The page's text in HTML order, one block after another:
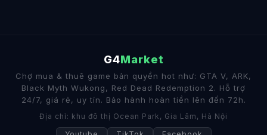
G4Market
Chợ mua & thuê game bản quyền hot như: GTA V, ARK,
Black Myth Wukong, Red Dead Redemption 2. Hỗ trợ
24/7, giá rẻ, uy tín. Bảo hành hoàn tiền lên đến 72h.
Địa chỉ: khu đô thị Ocean Park, Gia Lâm, Hà Nội